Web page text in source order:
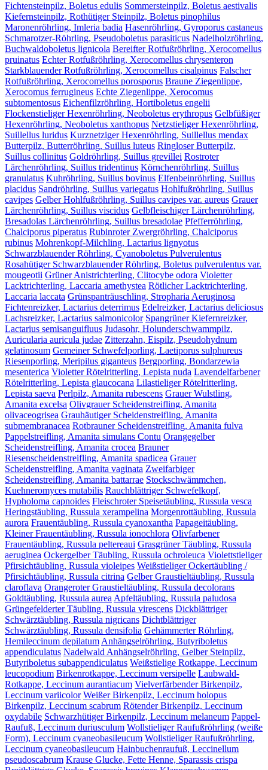
Fichtensteinpilz, Boletus edulis Sommersteinpilz, Boletus aestivalis
Kiefernsteinpilz, Rothütiger Steinpilz, Boletus pinophilus
Maronenröhrling, Imleria badia Hasenröhrling, Gyroporus castaneus
Schmarotzer-Röhrling, Pseudoboletus parasiticus Nadelholzröhrling,
Buchwaldoboletus lignicola Bereifter Rotfußröhrling, Xerocomellus
pruinatus Echter Rotfußröhrling, Xerocomellus chrysenteron
Starkblauender Rotfußröhrling, Xerocomellus cisalpinus Falscher
Rotfußröhrling, Xerocomellus porosporus Braune Ziegenlippe,
Xerocomus ferrugineus Echte Ziegenlippe, Xerocomus
subtomentosus Eichenfilzröhrling, Hortiboletus engelii
Flockenstieliger Hexenröhrling, Neoboletus erythropus Gelbfüßiger
Hexenröhrling, Neoboletus xanthopus Netzstieliger Hexenröhrling,
Suillellus luridus Kurznetziger Hexenröhrling, Suillellus mendax
Butterpilz, Butterröhrling, Suillus luteus Ringloser Butterpilz,
Suillus collinitus Goldröhrling, Suillus grevillei Rostroter
Lärchenröhrling, Suillus tridentinus Körnchenröhrling, Suillus
granulatus Kuhröhrling, Suillus bovinus Elfenbeinröhrling, Suillus
placidus Sandröhrling, Suillus variegatus Hohlfußröhrling, Suillus
cavipes Gelber Hohlfußröhrling, Suillus cavipes var. aureus Grauer
Lärchenröhrling, Suillus viscidus Gelbfleischiger Lärchenröhrling,
Bresadolas Lärchenröhrling, Suillus bresadolae Pfefferröhrling,
Chalciporus piperatus Rubinroter Zwergröhrling, Chalciporus
rubinus Mohrenkopf-Milchling, Lactarius lignyotus
Schwarzblauender Röhrling, Cyanoboletus Pulverulentus
Rosahütiger Schwarzblauender Röhrling, Boletus pulverulentus var.
mougeotii Grüner Anistrichterling, Clitocybe odora Violetter
Lacktrichterling, Laccaria amethystea Rötlicher Lacktrichterling,
Laccaria laccata Grünspanträuschling, Stropharia Aeruginosa
Fichtenreizker, Lactarius deterrimus Edelreizker, Lactarius deliciosus
Lachsreizker, Lactarius salmonicolor Spangrüner Kiefernreizker,
Lactarius semisanguifluus Judasohr, Holunderschwammpilz,
Auricularia auricula judae Zitterzahn, Eispilz, Pseudohydnum
gelatinosum Gemeiner Schwefelporling, Laetiporus sulphureus
Riesenporling, Meripilus giganteus Bergporling, Bondarzewia
mesenterica Violetter Rötelritterling, Lepista nuda Lavendelfarbener
Rötelritterling, Lepista glaucocana Lilastieliger Rötelritterling,
Lepista saeva Perlpilz, Amanita rubescens Grauer Wulstling,
Amanita excelsa Olivgrauer Scheidenstreifling, Amanita
olivaceogrisea Grauhäutiger Scheidenstreifling, Amanita
submembranacea Rotbrauner Scheidenstreifling, Amanita fulva
Pappelstreifling, Amanita simulans Contu Orangegelber
Scheidenstreifling, Amanita crocea Brauner
Riesenscheidenstreifling, Amanita spadicea Grauer
Scheidenstreifling, Amanita vaginata Zweifarbiger
Scheidenstreifling, Amanita battarrae Stockschwämmchen,
Kuehneromyces mutabilis Rauchblättriger Schwefelkopf,
Hypholoma capnoides Fleischroter Speisetäubling, Russula vesca
Heringstäubling, Russula xerampelina Morgenrottäubling, Russula
aurora Frauentäubling, Russula cyanoxantha Papageitäubling,
Kleiner Frauentäubling, Russula ionochlora Olivfarbener
Frauentäubling, Russula peltereaui Grasgrüner Täubling, Russula
aeruginea Ockergelber Täubling, Russula ochroleuca Violettstieliger
Pfirsichtäubling, Russula violeipes Weißstieliger Ockertäubling /
Pfirsichtäubling, Russula citrina Gelber Graustieltäubling, Russula
claroflava Orangeroter Graustieltäubling, Russula decolorans
Goldtäubling, Russula aureaApfeltäubling, Russula paludosa
Grüngefelderter Täubling, Russula virescens Dickblättriger
Schwärztäubling, Russula nigricans Dichtblättriger
Schwärztäubling, Russula densifolia Gehämmerter Röhrling,
Hemileccinum depilatumAnhängselröhrling, Butyriboletus
appendiculatus Nadelwald Anhängselröhrling, Gelber Steinpilz,
Butyriboletus subappendiculatus Weißstielige Rotkappe, Leccinum
leucopodium Birkenrotkappe, Leccinum versipelle Laubwald-
Rotkappe, Leccinum aurantiacum Vielverfärbender Birkenpilz,
Leccinum variicolor Weißer Birkenpilz, Leccinum holopus
Birkenpilz, Leccinum scabrum Rötender Birkenpilz, Leccinum
oxydabile Schwarzhütiger Birkenpilz, Leccinum melaneum Pappel-
Raufuß, Leccinum duriusculum Wollstieliger Raufußröhrling (weiße
Form), Leccinum cyaneobasileucum Wollstieliger Raufußröhrling,
Leccinum cyaneobasileucum Hainbuchenraufuß, Leccinellum
pseudoscabrum Krause Glucke, Fette Henne, Sparassis crispa